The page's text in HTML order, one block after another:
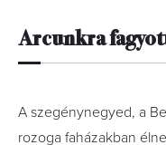
Arcunkra
A szegénynegyed, a
rozoga faházakban